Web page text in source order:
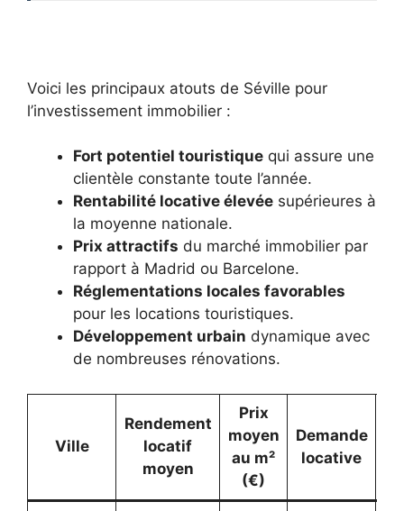
Voici les principaux atouts de Séville pour
l’investissement immobilier :
Fort potentiel touristique qui assure une
clientèle constante toute l’année.
Rentabilité locative élevée supérieures à
la moyenne nationale.
Prix attractifs du marché immobilier par
rapport à Madrid ou Barcelone.
Réglementations locales favorables
pour les locations touristiques.
Développement urbain dynamique avec
de nombreuses rénovations.
Ville
Rendement
locatif
moyen
Prix
moyen
au m²
(€)
Demande
locative